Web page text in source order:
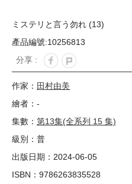
ミステリと言う勿れ (13)
產品編號:10256813
分享 :
作家： 田村由美
繪者：-
集數： 第13集(全系列 15 集)
級別：普
出版日期：2024-06-05
ISBN：9786263835528